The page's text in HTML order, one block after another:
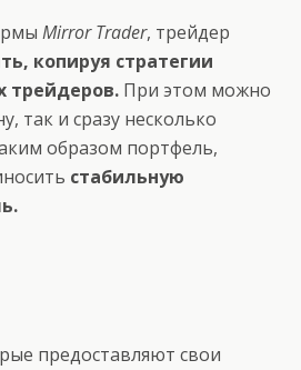
Mirror Trader, трейдер
копируя стратегии
трейдеров. При этом можно
так и сразу несколько
образом портфель,
стабильную
предоставляют свои